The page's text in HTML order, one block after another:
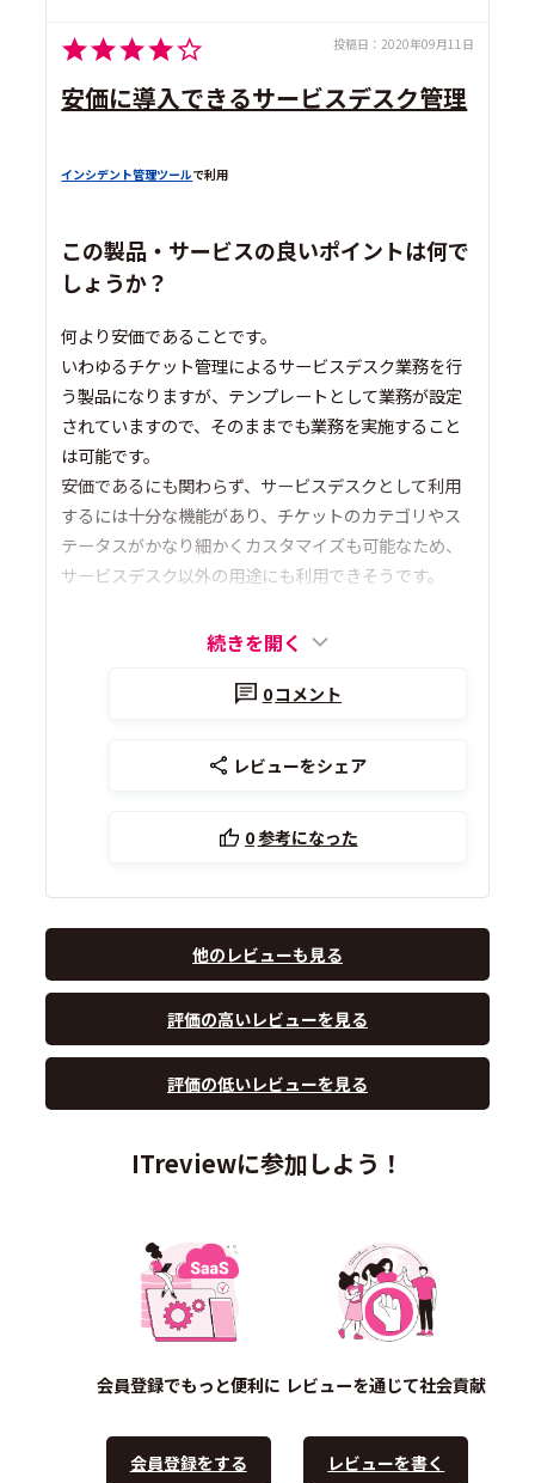
投稿日： 2020年09月11日
安価に導入できるサービスデスク管理
インシデント管理ツールで利用
この製品・サービスの良いポイントは何で
しょうか？
何より安価であることです。
いわゆるチケット管理によるサービスデスク業務を行
う製品になりますが、テンプレートとして業務が設定
されていますので、そのままでも業務を実施すること
は可能です。
安価であるにも関わらず、サービスデスクとして利用
するには十分な機能があり、チケットのカテゴリやス
テータスがかなり細かくカスタマイズも可能なため、
サービスデスク以外の用途にも利用できそうです。
続きを開く
0コメント
レビューをシェア
0参考になった
他のレビューも見る
評価の高いレビューを見る
評価の低いレビューを見る
ITreviewに参加しよう！
会員登録でもっと便利に
会員登録をする
レビューを通じて社会貢献
レビューを書く